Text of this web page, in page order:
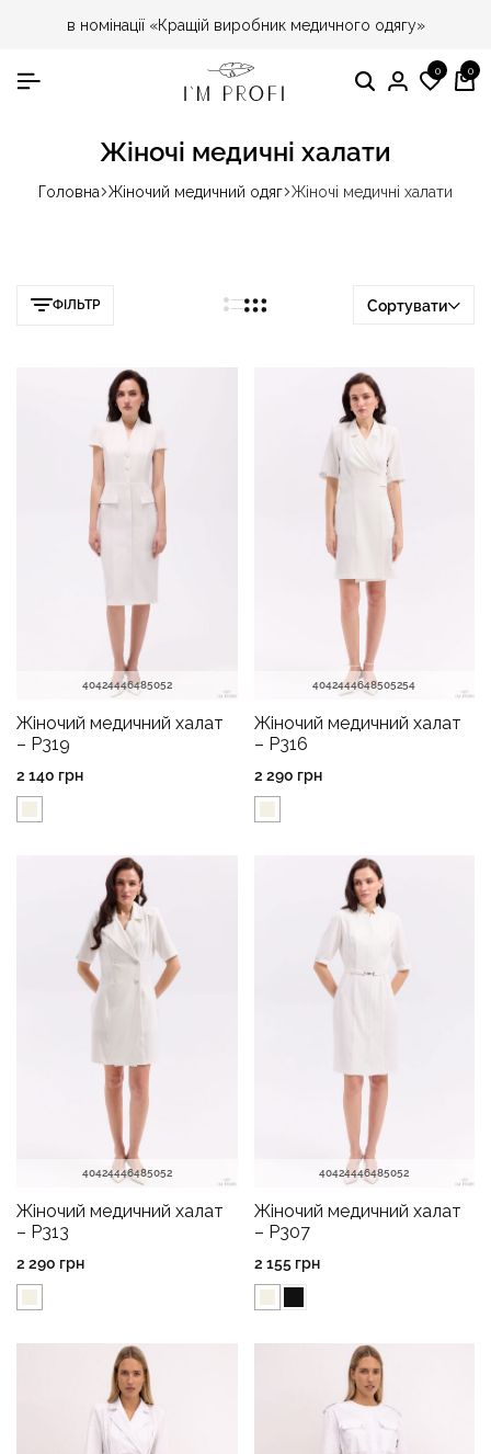
в номінації «Кращій виробник медичного одягу»
Пошук
0 0
Жіночі медичні халати
Головна Жіночий медичний одяг Жіночі медичні халати
ФІЛЬТР Сортувати
40424446485052
Жіночий медичний халат
– P319
2 140 грн
4042444648505254
Жіночий медичний халат
– P316
2 290 грн
40424446485052
Жіночий медичний халат
– P313
2 290 грн
40424446485052
Жіночий медичний халат
– P307
2 155 грн